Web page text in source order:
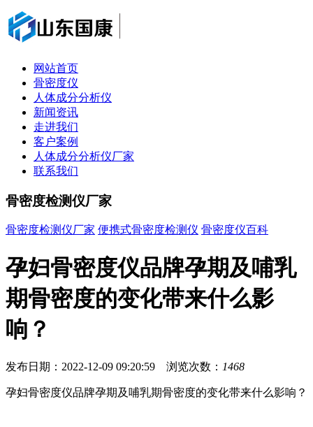
网站首页
骨密度仪
人体成分分析仪
新闻资讯
走进我们
客户案例
人体成分分析仪厂家
联系我们
骨密度检测仪厂家
骨密度检测仪厂家 便携式骨密度检测仪 骨密度仪百科
孕妇骨密度仪品牌孕期及哺乳
期骨密度的变化带来什么影
响？
发布日期：2022-12-09 09:20:59 浏览次数： 1468
孕妇骨密度仪品牌孕期及哺乳期骨密度的变化带来什么影响？